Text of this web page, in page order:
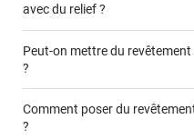
colle
avec du relief ?
Peut-on mettre du
?
Comment poser du
?